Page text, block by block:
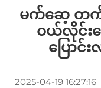
မက်ဆေ့ တက်
ဝယ်လိုင်းရ
ပြောင်
2025-04-19 16:27:16